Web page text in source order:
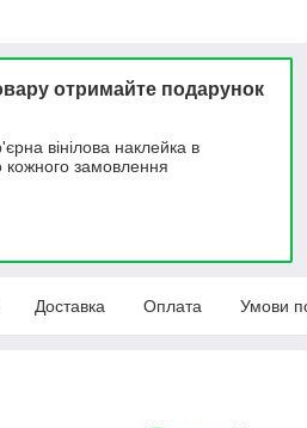
отримайте подарунок
вінілова наклейка в
кожного замовлення
Доставка Оплата Умови